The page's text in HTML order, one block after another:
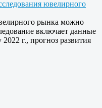
рынка можно
включает данные
г., прогноз развития